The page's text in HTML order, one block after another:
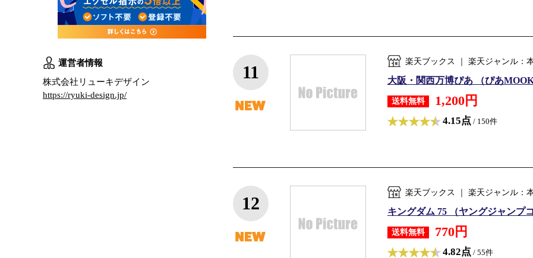
11
楽天ブックス ｜ 楽天ジャンル：
大阪・関西万博ぴあ （ぴあMOOK
送料無料 1,200円
4.15点 / 150件
12
楽天ブックス ｜ 楽天ジャンル：
キングダム 75 （ヤングジャンプ
送料無料 770円
4.82点 / 55件
運営者情報
株式会社リューキデザイン
https://ryuki-design.jp/